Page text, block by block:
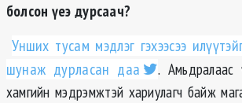
болсон үеэ дурсаач?
Унших тусам мэдлэг гэхээсээ
шунаж дурласан даа
. Амьдралаас
хамгийн мэдрэмжтэй хариулагч байж